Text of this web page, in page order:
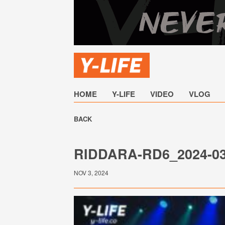
HOME Y-LIFE VIDEO VLOG
BACK
RIDDARA-RD6_2024-
NOV 3, 2024